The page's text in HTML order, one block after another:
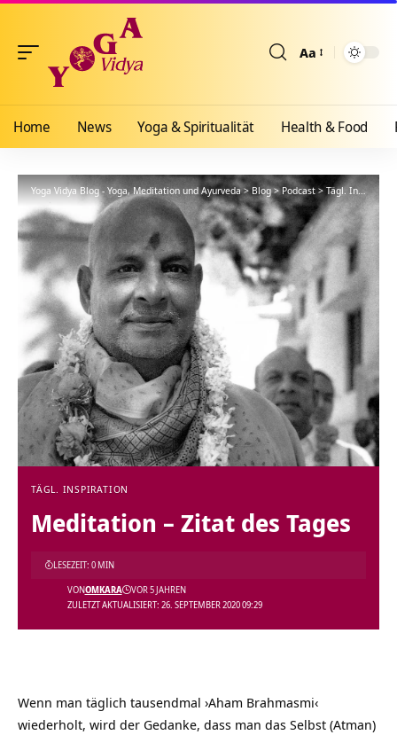
Aa
Home News Yoga & Spiritualität Health & Food
Yoga Vidya Blog - Yoga, Meditation und Ayurveda> Blog>Podcast> Tägl. Inspiration
TÄGL. INSPIRATION
Meditation – Zitat des Tages
ZULETZT AKTUALISIERT: 26. SEPTEMBER 2020 09:29
VONOMKARA VOR 5 JAHREN
LESEZEIT: 0 MIN
Wenn man täglich tausendmal ›Aham Brahmasmi‹
wiederholt, wird der Gedanke, dass man das Selbst (Atman)